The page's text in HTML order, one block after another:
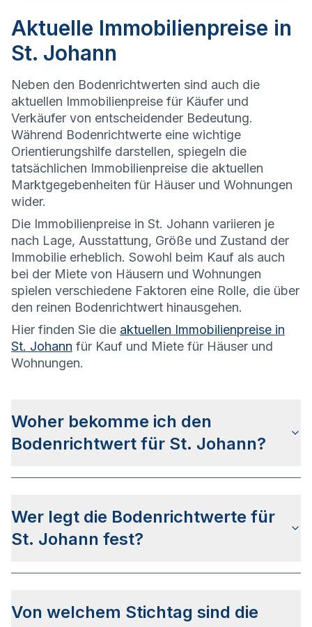
Aktuelle Immobilienpreise in
St. Johann
Neben den Bodenrichtwerten sind auch die
aktuellen Immobilienpreise für Käufer und
Verkäufer von entscheidender Bedeutung.
Während Bodenrichtwerte eine wichtige
Orientierungshilfe darstellen, spiegeln die
tatsächlichen Immobilienpreise die aktuellen
Marktgegebenheiten für Häuser und Wohnungen
wider.
Die Immobilienpreise in St. Johann variieren je
nach Lage, Ausstattung, Größe und Zustand der
Immobilie erheblich. Sowohl beim Kauf als auch
bei der Miete von Häusern und Wohnungen
spielen verschiedene Faktoren eine Rolle, die über
den reinen Bodenrichtwert hinausgehen.
Hier finden Sie die aktuellen Immobilienpreise in
St. Johann für Kauf und Miete für Häuser und
Wohnungen.
Woher bekomme ich den
Bodenrichtwert für St. Johann?
und Stadtteilseiten. Alternativ können Sie bei
BORIS BWnach Ihrer Adresse suchen bzw. beim
Wer legt die Bodenrichtwerte für
St. Johann fest?
Der Ermittlungsbereich des Gutachterausschusses
Von welchem Stichtag sind die